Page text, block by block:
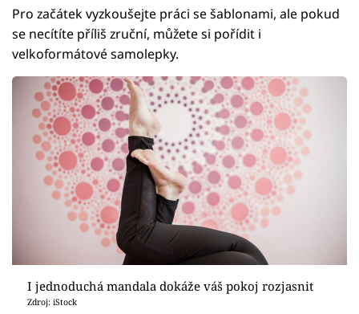
Pro začátek vyzkoušejte práci se šablonami, ale pokud
se necítíte příliš zruční, můžete si pořídit i
velkoformátové samolepky.
I jednoduchá mandala dokáže váš pokoj rozjasnit
Zdroj: iStock